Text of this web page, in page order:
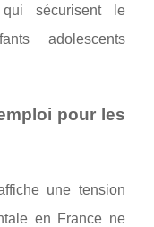
qui sécurisent le
adolescents
pour les
une tension
en France ne